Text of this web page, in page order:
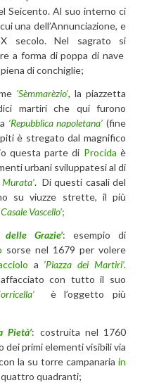
Seicento. Al suo interno ci
una dell’Annunciazione, e
secolo. Nel sagrato si
a forma di poppa di nave
di conchiglie;
‘Sèmmarèzio’, la piazzetta
martiri che qui furono
‘Repubblica napoletana’ (fine
è stregato dal magnifico
questa parte di Procida è
urbani sviluppatesi al di
Murata’. Di questi casali del
su viuzze strette, il più
Casale Vascello’;
Grazie’: esempio di
sorse nel 1679 per volere
a ‘Piazza dei Martiri’.
con tutto il suo
è l’oggetto più
Pietà’: costruita nel 1760
dei primi elementi visibili via
la su torre campanaria in
quadranti;